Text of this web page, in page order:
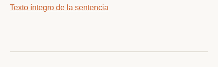
Texto íntegro de la sentencia